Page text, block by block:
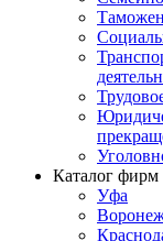
Каталог фирм
Уфа